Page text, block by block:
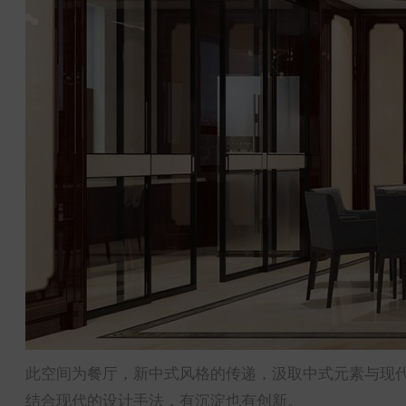
此空间为餐厅，新中式风格的传递，汲取中式元素与
结合现代的设计手法，有沉淀也有创新。